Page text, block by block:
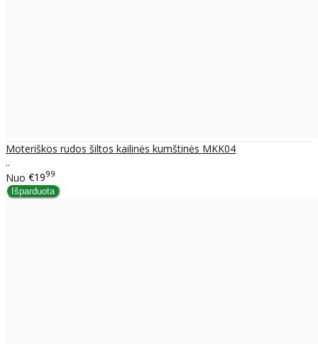
Moteriškos rudos šiltos kailinės kumštinės MKK04
..
Nuo €1999